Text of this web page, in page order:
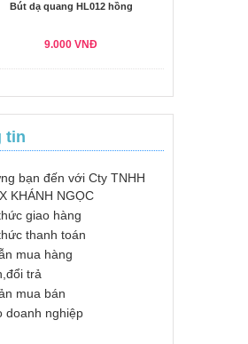
Bút dạ quang HL012 hồng
9.000 VNĐ
tin
bạn đến với Cty TNHH
KHÁNH NGỌC
giao hàng
thanh toán
mua hàng
trả
mua bán
doanh nghiệp